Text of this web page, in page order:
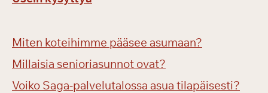
Miten koteihimme pääsee asumaan?
Millaisia senioriasunnot ovat?
Voiko Saga-palvelutalossa asua tilapäisesti?